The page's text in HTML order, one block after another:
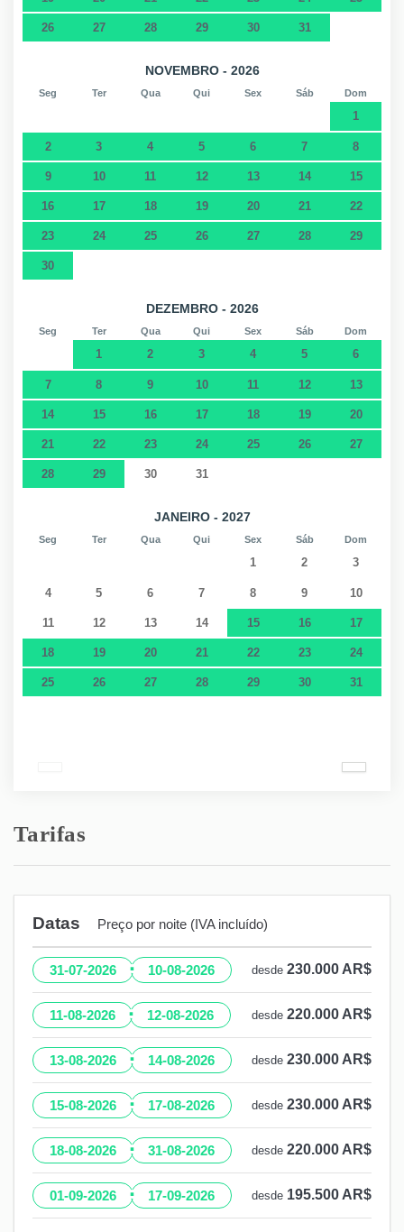
26 27 28 29 30 31
NOVEMBRO - 2026
Seg Ter Qua Qui Sex Sáb Dom
1
2 3 4 5 6 7 8
9 10 11 12 13 14 15
16 17 18 19 20 21 22
23 24 25 26 27 28 29
30
DEZEMBRO - 2026
Seg Ter Qua Qui Sex Sáb Dom
1 2 3 4 5 6
7 8 9 10 11 12 13
14 15 16 17 18 19 20
21 22 23 24 25 26 27
28 29 30 31
JANEIRO - 2027
Seg Ter Qua Qui Sex Sáb Dom
1 2 3
4 5 6 7 8 9 10
11 12 13 14 15 16 17
18 19 20 21 22 23 24
25 26 27 28 29 30 31
Tarifas
Datas Preço por noite (IVA incluído)
31-07-2026 · 10-08-2026 desde 230.000 AR$
11-08-2026 · 12-08-2026 desde 220.000 AR$
13-08-2026 · 14-08-2026 desde 230.000 AR$
15-08-2026 · 17-08-2026 desde 230.000 AR$
18-08-2026 · 31-08-2026 desde 220.000 AR$
01-09-2026 · 17-09-2026 desde 195.500 AR$